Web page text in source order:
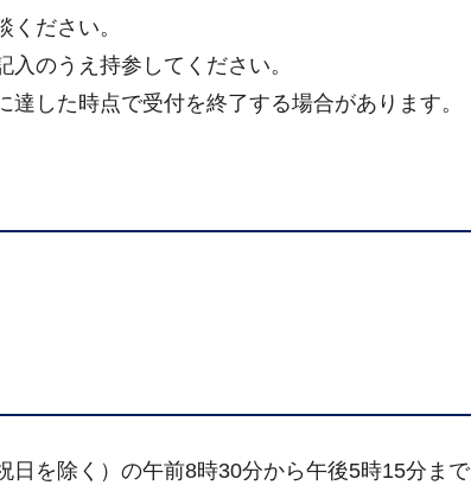
ださい。
のうえ持参してください。
した時点で受付を終了する場合があります。
を除く）の午前8時30分から午後5時15分まで